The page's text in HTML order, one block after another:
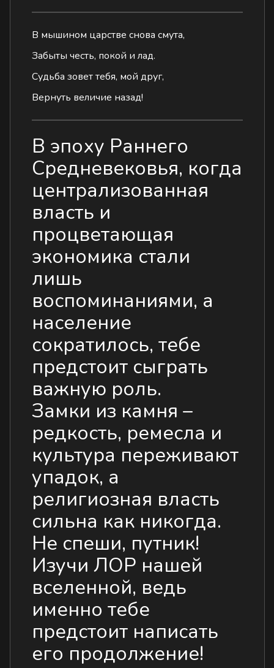
В мышином царстве снова смута,
Забыты честь, покой и лад.⠀⠀
Судьба зовет тебя, мой друг,⠀⠀⠀
Вернуть величие назад!
В эпоху Раннего
Средневековья, когда
централизованная
власть и
процветающая
экономика стали
лишь
воспоминаниями, а
население
сократилось, тебе
предстоит сыграть
важную роль.
Замки из камня –
редкость, ремесла и
культура переживают
упадок, а
религиозная власть
сильна как никогда.
Не спеши, путник!
Изучи ЛОР нашей
вселенной, ведь
именно тебе
предстоит написать
его продолжение!